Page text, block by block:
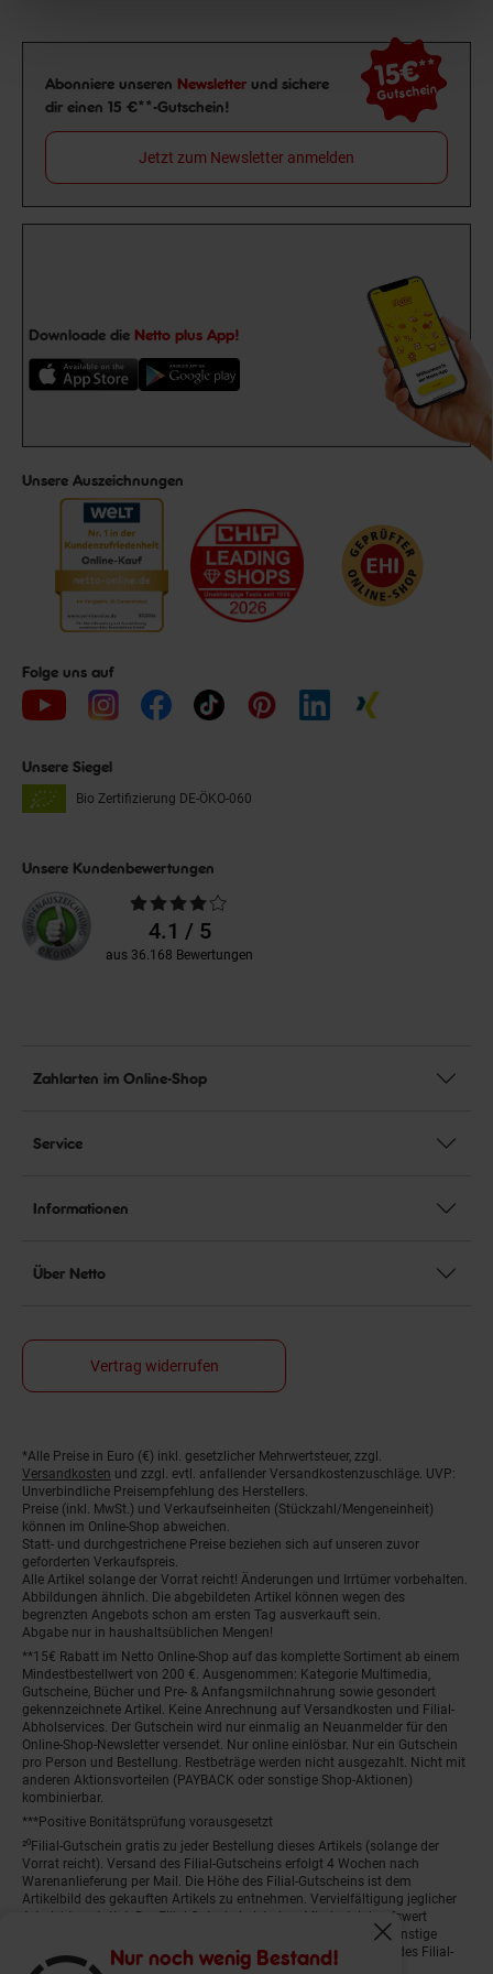
Nur noch wenig Bestand!
Fenster
Newsletter Anmeldung
Abonniere unseren Newsletter und sichere
dir einen 15 €**-Gutschein!
15€**
Gutschein
Jetzt zum Newsletter anmelden
Downloade die Netto plus App!
Unsere Auszeichnungen
Folge uns auf
Unsere Siegel
Bio Zertifizierung DE-ÖKO-060
Unsere Kundenbewertungen
Durchschnittliche
Bewertungen4.1 / 5
aus 36.168 Bewertungen
Zahlarten im Online-Shop
Service
Informationen
Über Netto
Vertrag widerrufen
Fußnoten
*Alle Preise in Euro (€) inkl. gesetzlicher Mehrwertsteuer, zzgl.
Versandkosten und zzgl. evtl. anfallender Versandkostenzuschläge. UVP:
Unverbindliche Preisempfehlung des Herstellers.
Preise (inkl. MwSt.) und Verkaufseinheiten (Stückzahl/Mengeneinheit)
können im Online-Shop abweichen.
Statt- und durchgestrichene Preise beziehen sich auf unseren zuvor
geforderten Verkaufspreis.
Alle Artikel solange der Vorrat reicht! Änderungen und Irrtümer vorbehalten.
Abbildungen ähnlich. Die abgebildeten Artikel können wegen des
begrenzten Angebots schon am ersten Tag ausverkauft sein.
Abgabe nur in haushaltsüblichen Mengen!
**15€ Rabatt im Netto Online-Shop auf das komplette Sortiment ab einem
Mindestbestellwert von 200 €. Ausgenommen: Kategorie Multimedia,
Gutscheine, Bücher und Pre- & Anfangsmilchnahrung sowie gesondert
gekennzeichnete Artikel. Keine Anrechnung auf Versandkosten und Filial-
Abholservices. Der Gutschein wird nur einmalig an Neuanmelder für den
Online-Shop-Newsletter versendet. Nur online einlösbar. Nur ein Gutschein
pro Person und Bestellung. Restbeträge werden nicht ausgezahlt. Nicht mit
anderen Aktionsvorteilen (PAYBACK oder sonstige Shop-Aktionen)
kombinierbar.
***Positive Bonitätsprüfung vorausgesetzt
²⁰Filial-Gutschein gratis zu jeder Bestellung dieses Artikels (solange der
Vorrat reicht). Versand des Filial-Gutscheins erfolgt 4 Wochen nach
Warenanlieferung per Mail. Die Höhe des Filial-Gutscheins ist dem
Artikelbild des gekauften Artikels zu entnehmen. Vervielfältigung jeglicher
Art nicht gestattet. Der Filial-Gutschein ist ohne Mindesteinkaufswert
einlösbar. Nicht mit anderen Aktionsvorteilen (PAYBACK oder sonstige
Shop-Aktionen) kombinierbar. Der jeweilige Gültigkeitszeitraum des Filial-
Gutscheins ist darauf vermerkt.